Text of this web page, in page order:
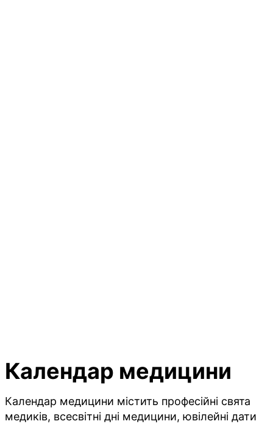
Календар медицини
Календар медицини містить професійні свята
медиків, всесвітні дні медицини, ювілейні дати